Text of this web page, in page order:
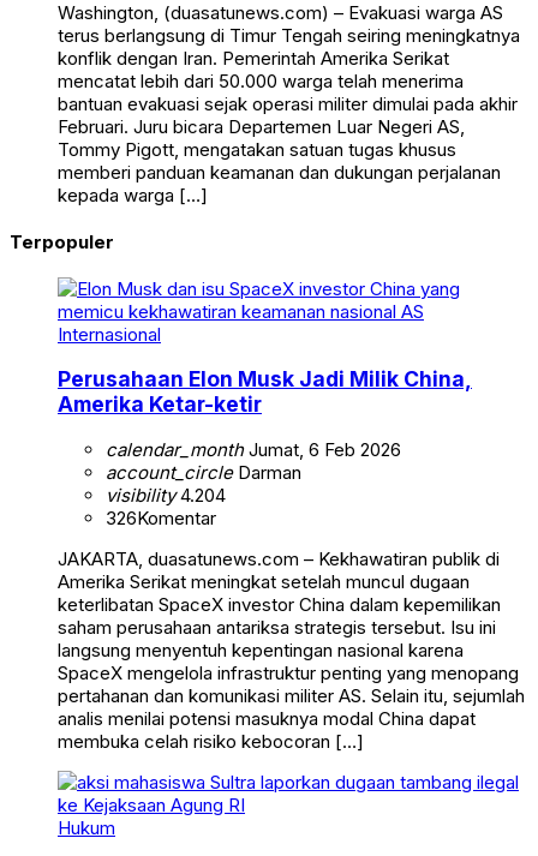
Washington, (duasatunews.com) – Evakuasi warga AS
terus berlangsung di Timur Tengah seiring meningkatnya
konflik dengan Iran. Pemerintah Amerika Serikat
mencatat lebih dari 50.000 warga telah menerima
bantuan evakuasi sejak operasi militer dimulai pada akhir
Februari. Juru bicara Departemen Luar Negeri AS,
Tommy Pigott, mengatakan satuan tugas khusus
memberi panduan keamanan dan dukungan perjalanan
kepada warga […]
Terpopuler
Internasional
Perusahaan Elon Musk Jadi Milik China,
Amerika Ketar-ketir
calendar_monthJumat, 6 Feb 2026
account_circleDarman
visibility4.204
326Komentar
JAKARTA, duasatunews.com – Kekhawatiran publik di
Amerika Serikat meningkat setelah muncul dugaan
keterlibatan SpaceX investor China dalam kepemilikan
saham perusahaan antariksa strategis tersebut. Isu ini
langsung menyentuh kepentingan nasional karena
SpaceX mengelola infrastruktur penting yang menopang
pertahanan dan komunikasi militer AS. Selain itu, sejumlah
analis menilai potensi masuknya modal China dapat
membuka celah risiko kebocoran […]
Hukum